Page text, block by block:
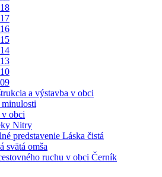
a výstavba v obci
v obci
Nitry
predstavenie Láska čistá
svätá omša
ruchu v obci Černík